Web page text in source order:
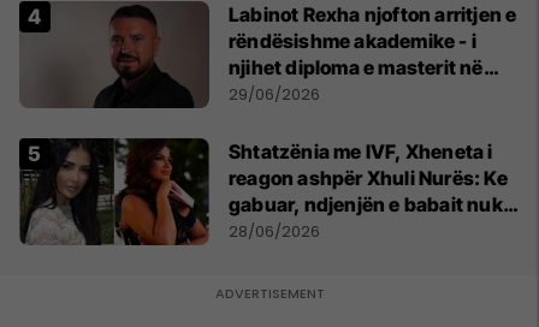
Labinot Rexha njofton arritjen e
rëndësishme akademike - i
njihet diploma e masterit në
Psikologji në Zvicër
29/06/2026
Shtatzënia me IVF, Xheneta i
reagon ashpër Xhuli Nurës: Ke
gabuar, ndjenjën e babait nuk
mund t'ia plotësosh kurrë
28/06/2026